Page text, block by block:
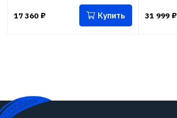
17 360 ₽ Купить 31 999 ₽